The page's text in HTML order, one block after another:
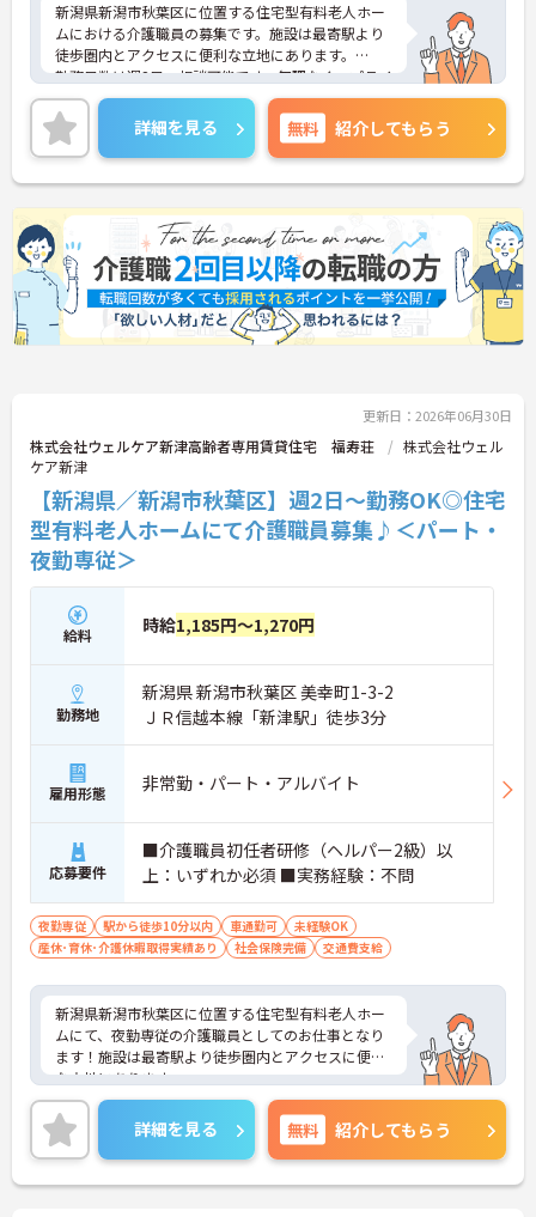
新潟県新潟市秋葉区に位置する住宅型有料老人ホー
ムにおける介護職員の募集です。施設は最寄駅より
徒歩圏内とアクセスに便利な立地にあります。
勤務日数は週2日～相談可能です。無理なく、プライ
ベートを大切にしながらご勤務いただけます。ま
た、育児休業や介護休業の取得実績があり、ライフ
ステージが変化しても働ける職場環境です。
ご興味のある方には、面接対策ポイントなど、さら
に詳細をご案内しますのでお気軽にご相談くださ
い！
詳細を見る 無料 紹介してもらう
更新日：2026年06月30日
株式会社ウェルケア新津高齢者専用賃貸住宅 福寿荘
株式会社ウェル
ケア新津
【新潟県／新潟市秋葉区】週2日～勤務OK◎住宅
型有料老人ホームにて介護職員募集♪＜パート・
夜勤専従＞
給料 時給1,185円～1,270円
勤務地
新潟県 新潟市秋葉区 美幸町1-3-2
ＪＲ信越本線「新津駅」徒歩3分
雇用形態 非常勤・パート・アルバイト
応募要件
■介護職員初任者研修（ヘルパー2級）以
上：いずれか必須 ■実務経験：不問
夜勤専従 駅から徒歩10分以内 車通勤可
未経験OK
産休･育休･介護休暇取得実績あり
社会保険完備 交通費支給
新潟県新潟市秋葉区に位置する住宅型有料老人ホー
ムにて、夜勤専従の介護職員としてのお仕事となり
ます！施設は最寄駅より徒歩圏内とアクセスに便利
な立地にあります。
勤務日数・時間は相談ができ週2日～勤務可能とな
っております。また、福利厚生が充実しています。
働きやすい環境が整っており、安心してご勤務いた
だけます。
ご興味のある方には、面接対策ポイントなど、さら
詳細を見る 無料 紹介してもらう